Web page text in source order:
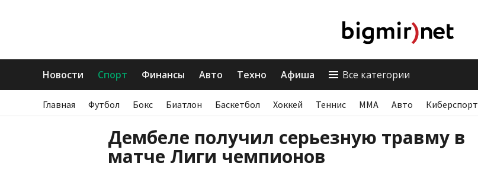
Новости Спорт Финансы Авто Техно Афиша Все категории
Главная Футбол Бокс Биатлон Баскетбол Хоккей Теннис ММА Авто Киберспорт
Дембеле получил серьезную травму в
матче Лиги чемпионов